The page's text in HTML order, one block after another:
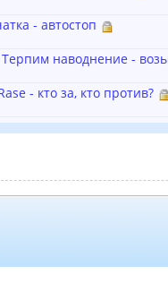
- автостоп
Терпим наводнение -
- кто за, кто против?